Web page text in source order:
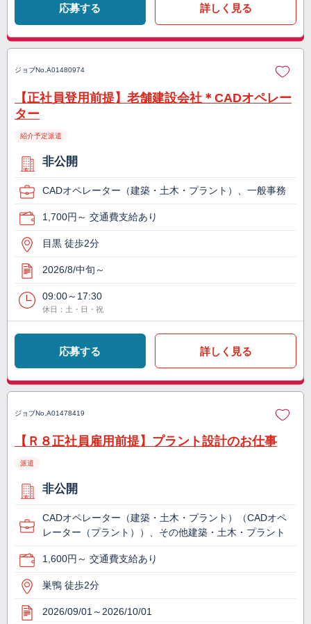
応募する 詳しく見る
ジョブNo. A01480974
【正社員登用前提】老舗建設会社＊CADオペレー
ター
紹介予定派遣
非公開
CADオペレーター（建築・土木・プラント）、一般事務
1,700円～ 交通費支給あり
目黒 徒歩2分
2026/8/中旬～
09:00～17:30
休日：土・日・祝
応募する 詳しく見る
ジョブNo. A01478419
【Ｒ８正社員雇用前提】プラント設計のお仕事
派遣
非公開
CADオペレーター（建築・土木・プラント）（CADオペ
レーター（プラント））、その他建築・土木・プラント
1,600円～ 交通費支給あり
巣鴨 徒歩2分
2026/09/01～2026/10/01